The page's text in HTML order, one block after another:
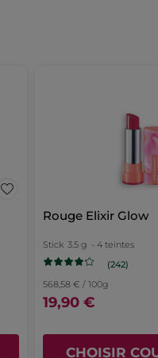
Rouge Elixir Glow
Stick 3.5 g - 4 teintes
(242)
568,58 € / 100g
19,90 €
CHOISIR